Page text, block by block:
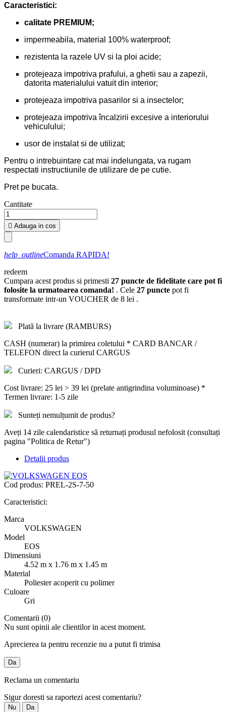
Caracteristici:
calitate PREMIUM;
impermeabila, material 100% waterproof;
rezistenta la razele UV si la ploi acide;
protejeaza impotriva prafului, a ghetii sau a zapezii,
datorita materialului vatuit din interior;
protejeaza impotriva pasarilor si a insectelor;
protejeaza impotriva încalzirii excesive a interiorului
vehiculului;
usor de instalat si de utilizat;
Pentru o intrebuintare cat mai indelungata, va rugam
respectati instructiunile de utilizare de pe cutie.
Pret pe bucata.
Cantitate
 Adauga in cos
help_outlineComanda RAPIDA!
redeem
Cumpara acest produs si primesti 27 puncte de fidelitate care pot fi
folosite la urmatoarea comanda! . Cele 27 puncte pot fi
transformate intr-un VOUCHER de 8 lei .
Plată la livrare (RAMBURS)
CASH (numerar) la primirea coletului * CARD BANCAR /
TELEFON direct la curierul CARGUS
Curieri: CARGUS / DPD
Cost livrare: 25 lei > 39 lei (prelate antigrindina voluminoase) *
Termen livrare: 1-5 zile
Sunteți nemulțumit de produs?
Aveți 14 zile calendaristice să returnați produsul nefolosit (consultați
pagina "Politica de Retur")
Detalii produs
Cod produs: PREL-2S-7-50
Caracteristici:
Marca
VOLKSWAGEN
Model
EOS
Dimensiuni
4.52 m x 1.76 m x 1.45 m
Material
Poliester acoperit cu polimer
Culoare
Gri
Comentarii (0)
Nu sunt opinii ale clientilor in acest moment.
Aprecierea ta pentru recenzie nu a putut fi trimisa
Da
Reclama un comentariu
Sigur doresti sa raportezi acest comentariu?
Nu Da